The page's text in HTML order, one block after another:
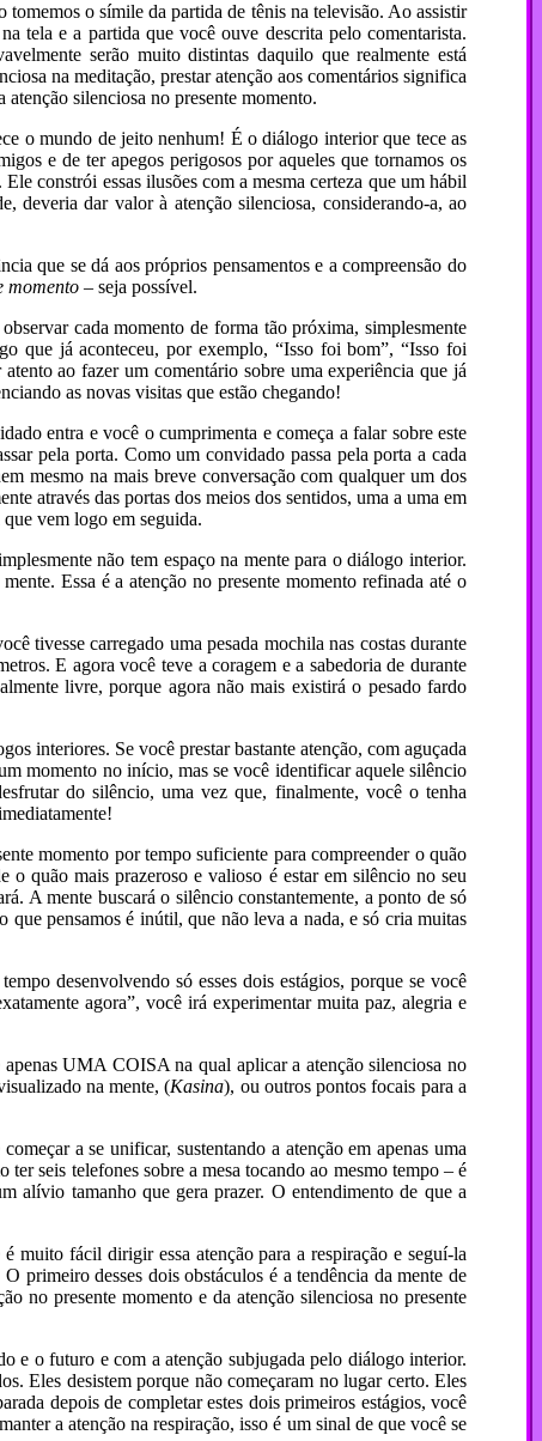
tomemos o símile da partida de tênis na televisão. Ao assistir
tela e a partida que você ouve descrita pelo comentarista.
serão muito distintas daquilo que realmente está
na meditação, prestar atenção aos comentários significa
silenciosa no presente momento.
o mundo de jeito nenhum! É o diálogo interior que tece as
e de ter apegos perigosos por aqueles que tornamos os
constrói essas ilusões com a mesma certeza que um hábil
deveria dar valor à atenção silenciosa, considerando-a, ao
que se dá aos próprios pensamentos e a compreensão do
momento – seja possível.
cada momento de forma tão próxima, simplesmente
que já aconteceu, por exemplo, “Isso foi bom”, “Isso foi
ao fazer um comentário sobre uma experiência que já
as novas visitas que estão chegando!
entra e você o cumprimenta e começa a falar sobre este
pela porta. Como um convidado passa pela porta a cada
mesmo na mais breve conversação com qualquer um dos
através das portas dos meios dos sentidos, uma a uma em
vem logo em seguida.
não tem espaço na mente para o diálogo interior.
Essa é a atenção no presente momento refinada até o
tivesse carregado uma pesada mochila nas costas durante
E agora você teve a coragem e a sabedoria de durante
livre, porque agora não mais existirá o pesado fardo
interiores. Se você prestar bastante atenção, com aguçada
momento no início, mas se você identificar aquele silêncio
do silêncio, uma vez que, finalmente, você o tenha
momento por tempo suficiente para compreender o quão
quão mais prazeroso e valioso é estar em silêncio no seu
A mente buscará o silêncio constantemente, a ponto de só
pensamos é inútil, que não leva a nada, e só cria muitas
desenvolvendo só esses dois estágios, porque se você
agora”, você irá experimentar muita paz, alegria e
UMA COISA na qual aplicar a atenção silenciosa no
na mente, (Kasina), ou outros pontos focais para a
a se unificar, sustentando a atenção em apenas uma
seis telefones sobre a mesa tocando ao mesmo tempo – é
alívio tamanho que gera prazer. O entendimento de que a
muito fácil dirigir essa atenção para a respiração e seguí-la
primeiro desses dois obstáculos é a tendência da mente de
no presente momento e da atenção silenciosa no presente
e o futuro e com a atenção subjugada pelo diálogo interior.
Eles desistem porque não começaram no lugar certo. Eles
depois de completar estes dois primeiros estágios, você
a atenção na respiração, isso é um sinal de que você se